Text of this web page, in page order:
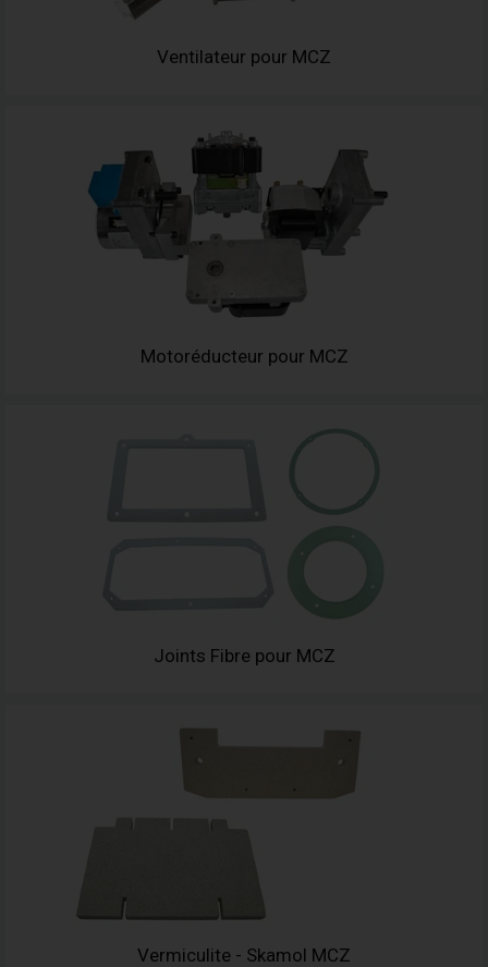
Ventilateur pour MCZ
Motoréducteur pour MCZ
Joints Fibre pour MCZ
Vermiculite - Skamol MCZ